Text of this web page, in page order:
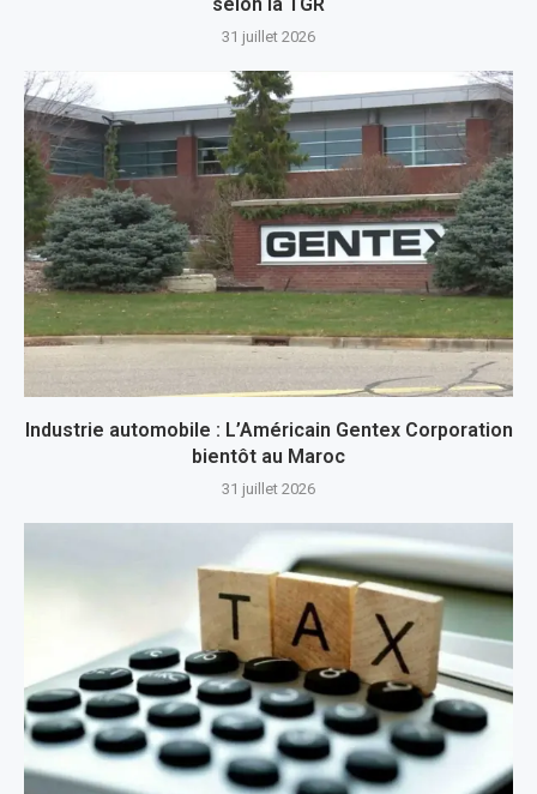
31 juillet 2026
Industrie automobile : L’Américain Gentex Corporation
bientôt au Maroc
31 juillet 2026